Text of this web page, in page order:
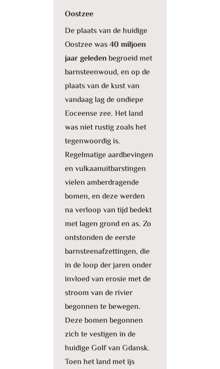
Oostzee
De plaats van de huidige
Oostzee was40 miljoen
jaar geledenbegroeid met
barnsteenwoud, en op de
plaats van de kust van
vandaag lag de ondiepe
Eoceense zee. Het land
was niet rustig zoals het
tegenwoordig is.
Regelmatige aardbevingen
en vulkaanuitbarstingen
vielen amberdragende
bomen, en deze werden
na verloop van tijd bedekt
met lagen grond en as. Zo
ontstonden de eerste
barnsteenafzettingen, die
in de loop der jaren onder
invloed van erosie met de
stroom van de rivier
begonnen te bewegen.
Deze bomen begonnen
zich te vestigen in de
huidige Golf van Gdansk.
Toen het land met ijs